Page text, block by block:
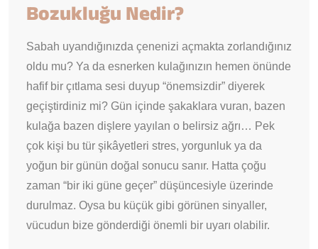
Bozukluğu Nedir?
Sabah uyandığınızda çenenizi açmakta zorlandığınız
oldu mu? Ya da esnerken kulağınızın hemen önünde
hafif bir çıtlama sesi duyup “önemsizdir” diyerek
geçiştirdiniz mi? Gün içinde şakaklara vuran, bazen
kulağa bazen dişlere yayılan o belirsiz ağrı… Pek
çok kişi bu tür şikâyetleri stres, yorgunluk ya da
yoğun bir günün doğal sonucu sanır. Hatta çoğu
zaman “bir iki güne geçer” düşüncesiyle üzerinde
durulmaz. Oysa bu küçük gibi görünen sinyaller,
vücudun bize gönderdiği önemli bir uyarı olabilir.